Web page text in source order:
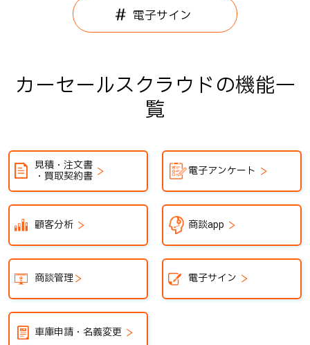
電子サイン
カーセールスクラウドの機能一
覧
見積・注文書
・買取契約書 電子アンケート
顧客分析 商談app
商談管理 電子サイン
車庫申請・名義変更